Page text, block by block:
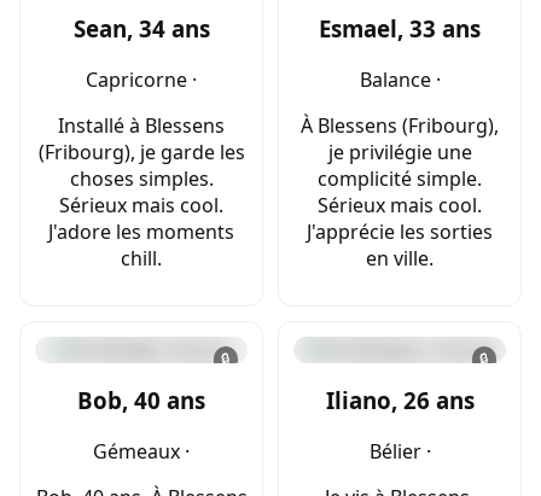
Sean, 34 ans
Capricorne ·
Installé à Blessens
(Fribourg), je garde les
choses simples.
Sérieux mais cool.
J'adore les moments
chill.
Esmael, 33 ans
Balance ·
À Blessens (Fribourg),
je privilégie une
complicité simple.
Sérieux mais cool.
J'apprécie les sorties
en ville.
🔒
Bob, 40 ans
Gémeaux ·
🔒
Iliano, 26 ans
Bélier ·